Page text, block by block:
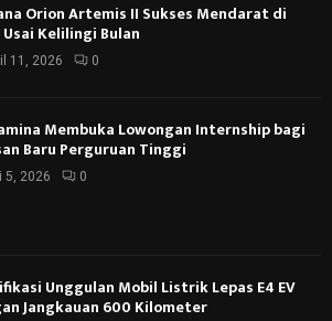
Orion Artemis II Sukses Mendarat di
Usai Kelilingi Bulan
11, 2026 0
Membuka Lowongan Internship bagi
Baru Perguruan Tinggi
5, 2026 0
Unggulan Mobil Listrik Lepas E4 EV
Jangkauan 600 Kilometer